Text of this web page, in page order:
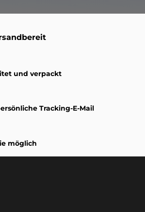
und verpackt
Tracking-E-Mail
möglich